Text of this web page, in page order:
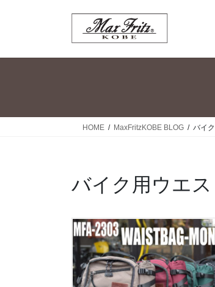
HOME MaxFritzKOBE BLOG バイ
バイク用ウエ